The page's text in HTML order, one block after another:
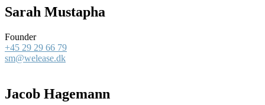
Sarah Mustapha
Founder
+45 29 29 66 79
sm@welease.dk
Jacob Hagemann